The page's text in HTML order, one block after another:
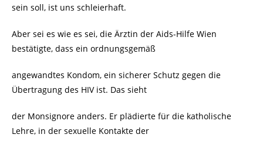
sein soll, ist uns schleierhaft.
Aber sei es wie es sei, die Ärztin der Aids-Hilfe Wien
bestätigte, dass ein ordnungsgemäß
angewandtes Kondom, ein sicherer Schutz gegen die
Übertragung des HIV ist. Das sieht
der Monsignore anders. Er plädierte für die katholische
Lehre, in der sexuelle Kontakte der